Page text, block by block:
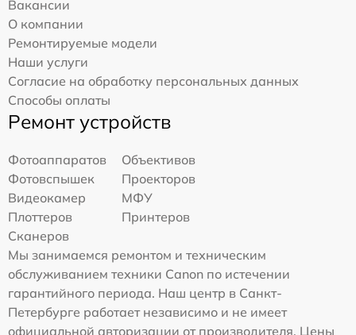
Вакансии
О компании
Ремонтируемые модели
Наши услуги
Согласие на обработку персональных данных
Способы оплаты
Ремонт устройств
Фотоаппаратов
Объективов
Фотовспышек
Проекторов
Видеокамер
МФУ
Плоттеров
Принтеров
Сканеров
Мы занимаемся ремонтом и техническим
обслуживанием техники Canon по истечении
гарантийного периода. Наш центр в Санкт-
Петербурге работает независимо и не имеет
официальной авторизации от производителя. Цены